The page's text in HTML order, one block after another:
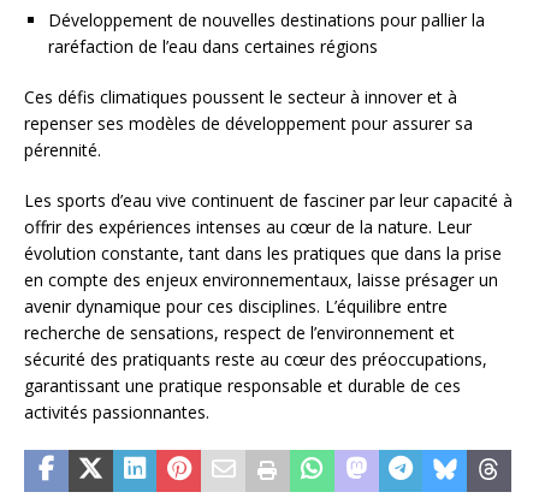
Développement de nouvelles destinations pour pallier la
raréfaction de l’eau dans certaines régions
Ces défis climatiques poussent le secteur à innover et à
repenser ses modèles de développement pour assurer sa
pérennité.
Les sports d’eau vive continuent de fasciner par leur capacité à
offrir des expériences intenses au cœur de la nature. Leur
évolution constante, tant dans les pratiques que dans la prise
en compte des enjeux environnementaux, laisse présager un
avenir dynamique pour ces disciplines. L’équilibre entre
recherche de sensations, respect de l’environnement et
sécurité des pratiquants reste au cœur des préoccupations,
garantissant une pratique responsable et durable de ces
activités passionnantes.